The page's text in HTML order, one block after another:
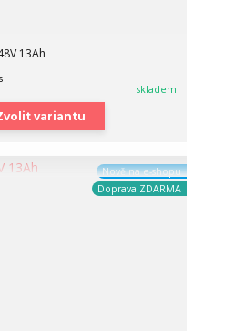
13Ah
skladem
variantu
Nově na e-shopu
Doprava ZDARMA